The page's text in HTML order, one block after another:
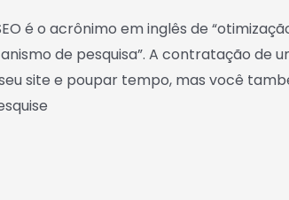
é o acrônimo em inglês de
de pesquisa”. A contratação de
site e poupar tempo, mas você